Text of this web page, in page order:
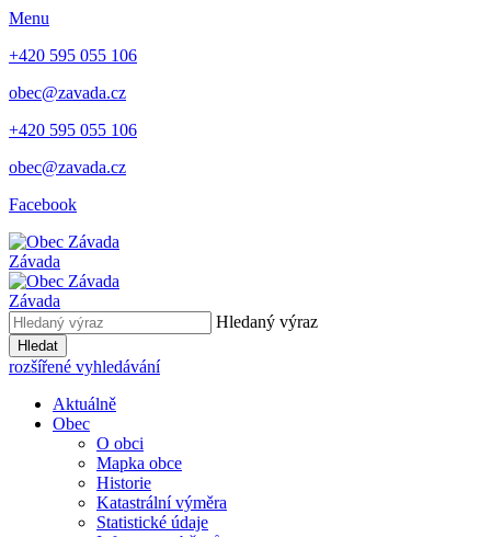
Menu
+420 595 055 106
obec@zavada.cz
+420 595 055 106
obec@zavada.cz
Facebook
Závada
Závada
Hledaný výraz
Hledat
rozšířené vyhledávání
Aktuálně
Obec
O obci
Mapka obce
Historie
Katastrální výměra
Statistické údaje